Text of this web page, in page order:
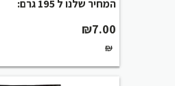
המחיר שלנו ל 195 גרם:
₪7.00
₪